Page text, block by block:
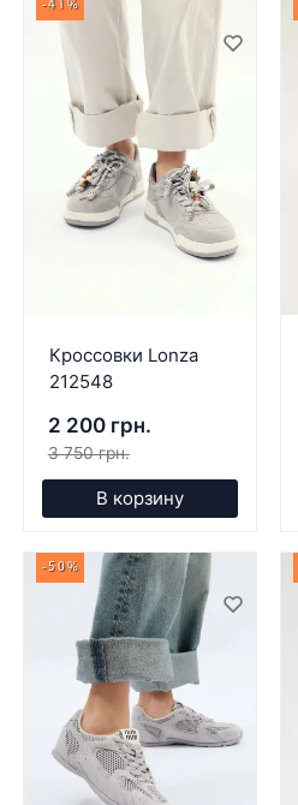
-41%
Кроссовки Lonza
212548
2 200 грн.
3 750 грн.
В корзину
-50%